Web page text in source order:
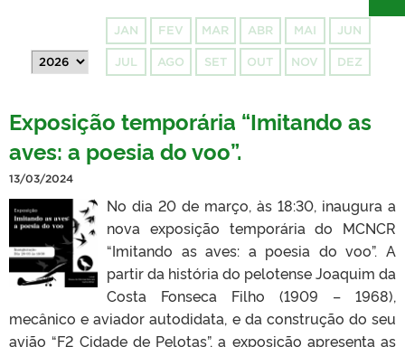
PORTARIAS
JAN FEV MAR ABR MAI JUN
JUL AGO SET OUT NOV DEZ
Exposição temporária “Imitando as
aves: a poesia do voo”.
13/03/2024
No dia 20 de março, às 18:30, inaugura a
nova exposição temporária do MCNCR
“Imitando as aves: a poesia do voo”. A
partir da história do pelotense Joaquim da
Costa Fonseca Filho (1909 – 1968),
mecânico e aviador autodidata, e da construção do seu
avião “F2 Cidade de Pelotas”, a exposição apresenta as